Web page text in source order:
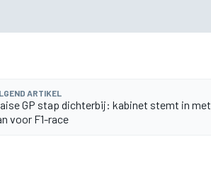
ARTIKEL
GP stap dichterbij: kabinet stemt in met
voor F1-race